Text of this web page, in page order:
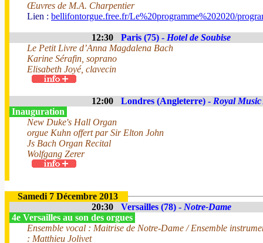
Œuvres de M.A. Charpentier
Lien : bellifontorgue.free.fr/Le%20programme%202020/
12:30 Paris (75) - Hotel de Soubise
Le Petit Livre d’Anna Magdalena Bach
Karine Sérafin, soprano
Elisabeth Joyé, clavecin
12:00 Londres (Angleterre) - Royal Music
Inauguration
New Duke's Hall Organ
orgue Kuhn offert par Sir Elton John
Js Bach Organ Recital
Wolfgang Zerer
Samedi 7 Décembre 2013
20:30
Versailles (78) - Notre-Dame
4e Versailles au son des orgues
Ensemble vocal : Maitrise de Notre-Dame / Ensemble
: Matthieu Jolivet